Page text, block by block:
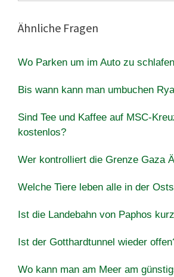
Ähnliche Fragen
Wo Parken um im Auto zu
Bis wann kann man umbuchen
Sind Tee und Kaffee auf MSC-
kostenlos?
Wer kontrolliert die Grenze Gaza
Welche Tiere leben alle in der
Ist die Landebahn von Paphos
Ist der Gotthardtunnel wieder
Wo kann man am Meer am